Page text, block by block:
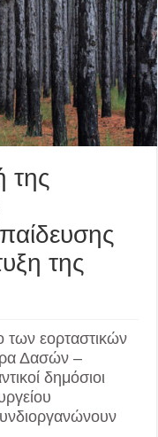
της
της
των εορταστικών
Δασών –
δημόσιοι